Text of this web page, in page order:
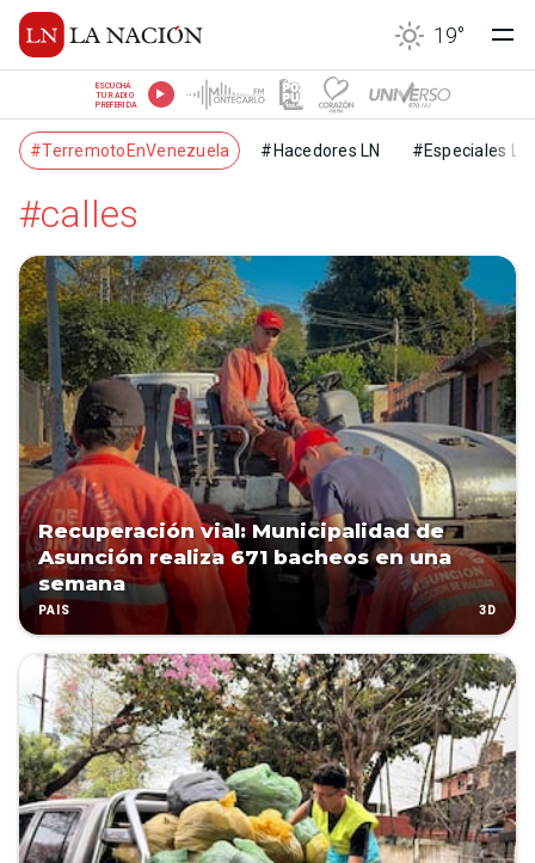
19°
ESCUCHÁ
TU RADIO
PREFERIDA
#TerremotoEnVenezuela #Hacedores LN #Especiales LN
#calles
Recuperación vial: Municipalidad de
Asunción realiza 671 bacheos en una
semana
PAÍS 3D